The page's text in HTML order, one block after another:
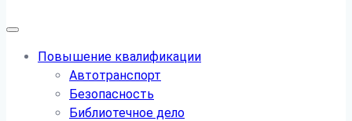
Повышение квалификации
Автотранспорт
Безопасность
Библиотечное дело